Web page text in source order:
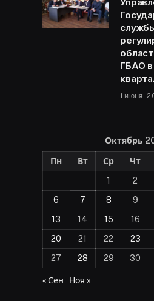
ГБАО
1 июня,
Октябрь
Пн Вт Ср Чт
1
2
6
7 8 9
13
14 15 16
20
21 22 23
27
28 29 30
« Сен Ноя »